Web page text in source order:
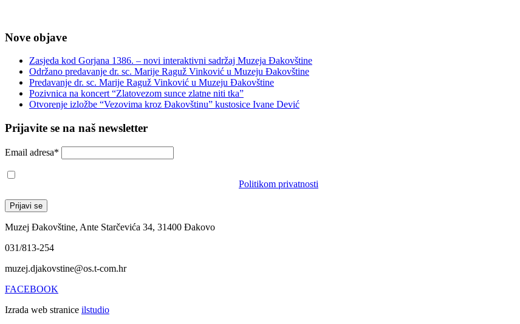
Nove objave
Zasjeda kod Gorjana 1386. – novi interaktivni sadržaj Muzeja Đakovštine
Održano predavanje dr. sc. Marije Raguž Vinković u Muzeju Đakovštine
Predavanje dr. sc. Marije Raguž Vinković u Muzeju Đakovštine
Pozivnica na koncert “Zlatovezom sunce zlatne niti tka”
Otvorenje izložbe “Vezovima kroz Đakovštinu” kustosice Ivane Dević
Prijavite se na naš newsletter
Email adresa*
Politikom privatnosti
Muzej Đakovštine, Ante Starčevića 34, 31400 Đakovo
031/813-254
muzej.djakovstine@os.t-com.hr
FACEBOOK
Izrada web stranice ilstudio